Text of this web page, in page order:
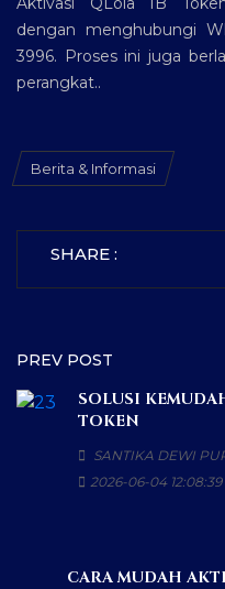
dengan menghubungi
3996. Proses ini juga
perangkat..
Berita & Informasi
SHARE :
PREV POST
SOLUSI
TOKEN
SANTIKA DEWI
2026-06-04 12:08:39
CARA MUDAH